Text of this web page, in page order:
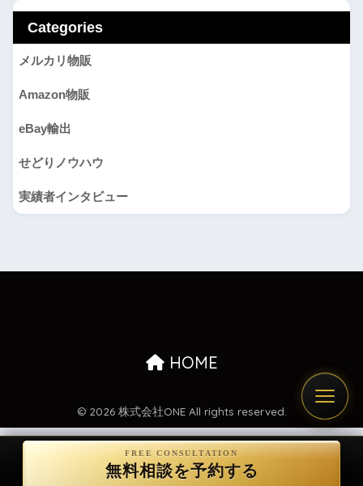
Categories
メルカリ物販
Amazon物販
eBay輸出
せどりノウハウ
実績者インタビュー
HOME
© 2026 株式会社ONE All rights reserved.
無料相談を予約する